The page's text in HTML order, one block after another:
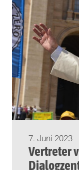
7. Juni 2023
Vertreter